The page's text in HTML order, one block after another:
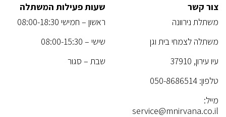
צור קשר
משתלת נירוונה
משתלה לצמחי בית וגן
עיו עירון, 37910
טלפון: 050-8686514
מייל:
service@mnirvana.co.il
שעות פעילות המשתלה
ראשון – חמישי 08:00-18:30
שישי – 08:00-15:30
שבת – סגור